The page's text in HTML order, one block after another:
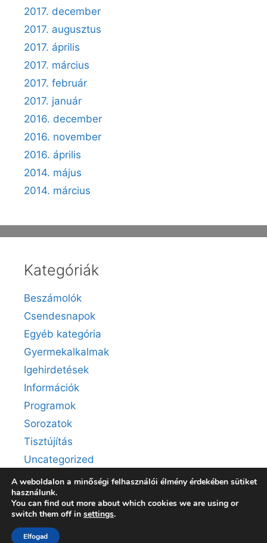
2017. december
2017. augusztus
2017. április
2017. március
2017. február
2017. január
2016. december
2016. november
2016. április
2014. május
2014. március
Kategóriák
Beszámolók
Csendesnapok
Egyéb kategória
Gyermekalkalmak
Igehirdetések
Információk
Programok
Sorozatok
Tisztújítás
Uncategorized
A weboldalon a minőségi felhasználói élmény érdekében sütiket
használunk.
You can find out more about which cookies we are using or
switch them off in settings.
Elfogad